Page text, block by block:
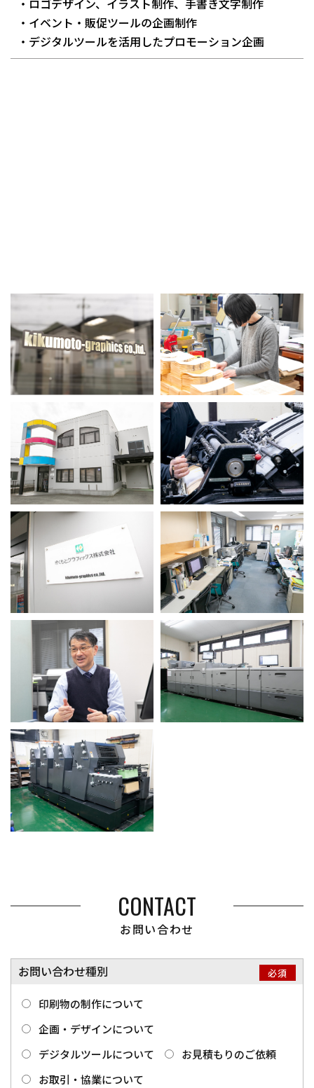
・イベント・販促ツールの企画制作
・デジタルツールを活用したプロモーション企画
CONTACT
お問い合わせ
お問い合わせ種別 必須
印刷物の制作について
企画・デザインについて
デジタルツールについて
お見積もりのご依頼
お取引・協業について